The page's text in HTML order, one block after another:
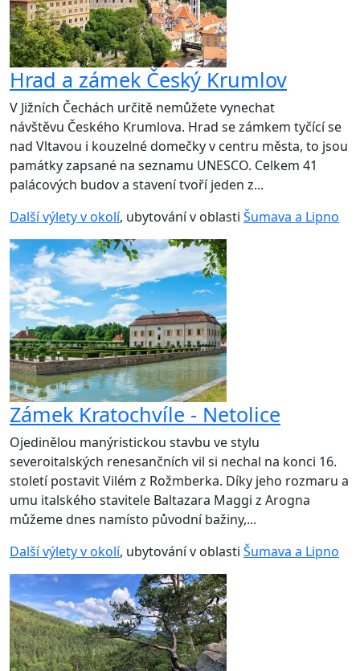
Hrad a zámek Český Krumlov
V Jižních Čechách určitě nemůžete vynechat
návštěvu Českého Krumlova. Hrad se zámkem tyčící se
nad Vltavou i kouzelné domečky v centru města, to jsou
památky zapsané na seznamu UNESCO. Celkem 41
palácových budov a stavení tvoří jeden z...
Další výlety v okolí, ubytování v oblasti Šumava a Lipno
Zámek Kratochvíle - Netolice
Ojedinělou manýristickou stavbu ve stylu
severoitalských renesančních vil si nechal na konci 16.
století postavit Vilém z Rožmberka. Díky jeho rozmaru a
umu italského stavitele Baltazara Maggi z Arogna
můžeme dnes namísto původní bažiny,...
Další výlety v okolí, ubytování v oblasti Šumava a Lipno